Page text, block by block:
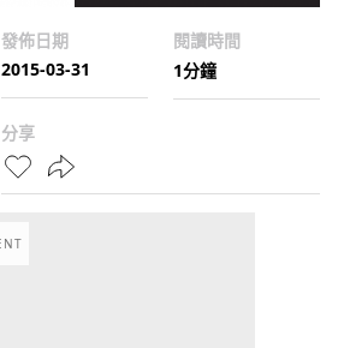
發佈日期
2015-03-31
閱讀時間
1分鐘
分享